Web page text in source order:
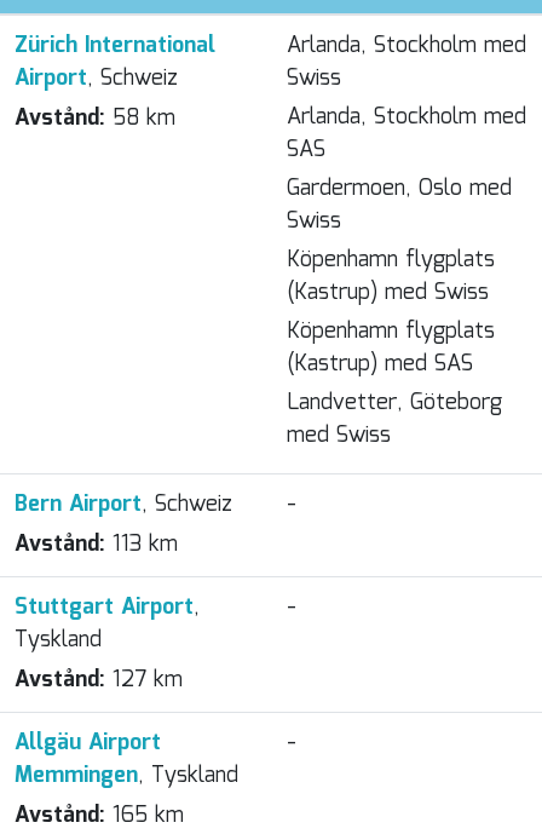
Zürich International
Airport, Schweiz
Avstånd: 58 km
Arlanda, Stockholm med
Swiss
Arlanda, Stockholm med
SAS
Gardermoen, Oslo med
Swiss
Köpenhamn flygplats
(Kastrup) med Swiss
Köpenhamn flygplats
(Kastrup) med SAS
Landvetter, Göteborg
med Swiss
Bern Airport, Schweiz
Avstånd: 113 km
-
Stuttgart Airport,
Tyskland
Avstånd: 127 km
-
Allgäu Airport
Memmingen, Tyskland
Avstånd: 165 km
-